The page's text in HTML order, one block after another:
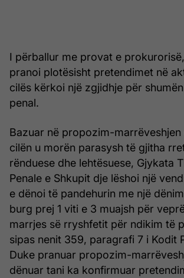
I përballur me provat e
pranoi plotësisht pretendimet në
cilës kërkoi një zgjidhje për
penal.
Bazuar në propozim-
cilën u morën parasysh të gjitha
rënduese dhe lehtësuese, Gjykata
Penale e Shkupit dje lëshoi një
e dënoi të pandehurin me një
burg prej 1 viti e 3 muajsh për
marrjes së rryshfetit për ndikim të
sipas nenit 359, paragrafi 7 i Kodit
Duke pranuar propozim-
dënuar tani ka konfirmuar